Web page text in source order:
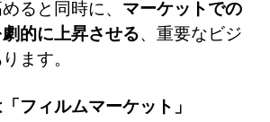
ると同時に、 マーケットでの
的に上昇させる、重要なビジ
ます。
フィルムマーケット」